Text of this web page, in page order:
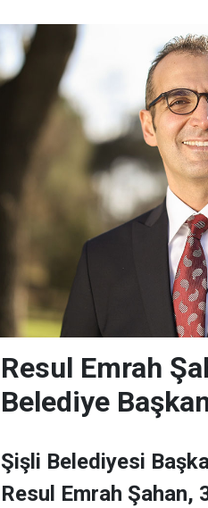
Resul Emrah
Belediye
Şişli Belediyesi
Resul Emrah